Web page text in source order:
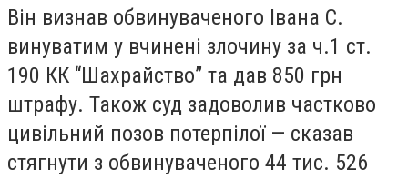
Він визнав обвинуваченого Івана С.
винуватим у вчинені злочину за ч.1 ст.
190 КК “Шахрайство” та дав 850 грн
штрафу. Також суд задоволив частково
цивільний позов потерпілої — сказав
стягнути з обвинуваченого 44 тис. 526